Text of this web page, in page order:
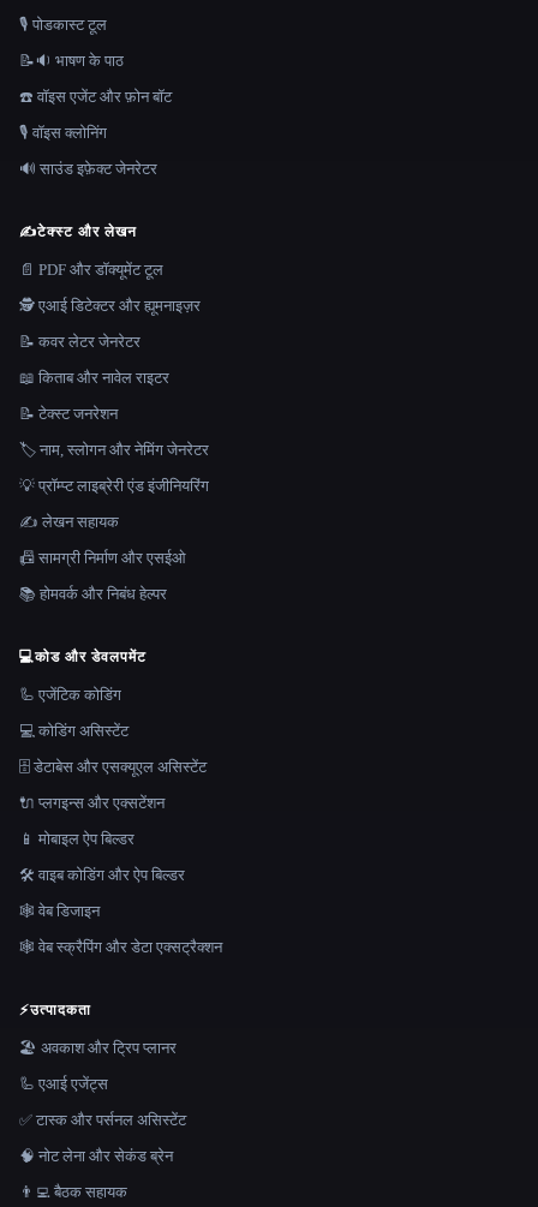
🎙️ पोडकास्ट टूल
📝🔉 भाषण के पाठ
☎️ वॉइस एजेंट और फ़ोन बॉट
🎙️ वॉइस क्लोनिंग
🔊 साउंड इफ़ेक्ट जेनरेटर
✍️टेक्स्ट और लेखन
📄 PDF और डॉक्यूमेंट टूल
🕵️ एआई डिटेक्टर और ह्यूमनाइज़र
📝 कवर लेटर जेनरेटर
📖 किताब और नावेल राइटर
📝 टेक्स्ट जनरेशन
🏷️ नाम, स्लोगन और नेमिंग जेनरेटर
💡 प्रॉम्प्ट लाइब्रेरी एंड इंजीनियरिंग
✍️ लेखन सहायक
📠 सामग्री निर्माण और एसईओ
📚 होमवर्क और निबंध हेल्पर
💻कोड और डेवलपमेंट
🦾 एजेंटिक कोडिंग
💻 कोडिंग असिस्टेंट
🗄️ डेटाबेस और एसक्यूएल असिस्टेंट
🔌 प्लगइन्स और एक्सटेंशन
📱 मोबाइल ऐप बिल्डर
🛠️ वाइब कोडिंग और ऐप बिल्डर
🕸 वेब डिजाइन
🕸️ वेब स्क्रैपिंग और डेटा एक्सट्रैक्शन
⚡उत्पादकता
🏖 अवकाश और ट्रिप प्लानर
🦾 एआई एजेंट्स
✅ टास्क और पर्सनल असिस्टेंट
🧠 नोट लेना और सेकंड ब्रेन
👨‍💻 बैठक सहायक